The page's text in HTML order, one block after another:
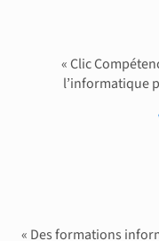
« Clic
l’informatique
« Des formations